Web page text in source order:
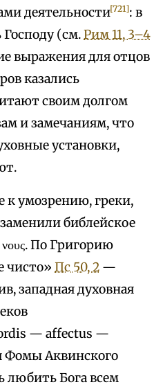
деятельности[721]: в
Господу (см.Рим 11, 3–4
выражения для отцов
казались
своим долгом
и замечаниям, что
установки,
умозрению, греки,
библейское
По Григорию
чисто» Пс 50, 2 —
западная духовная
— affectus —
Аквинского
любить Бога всем